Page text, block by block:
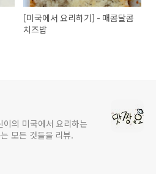
[미국에서 요리하기] - 매콤달콤
치즈밥
의 미국에서 요리하는
모든 것들을 리뷰.